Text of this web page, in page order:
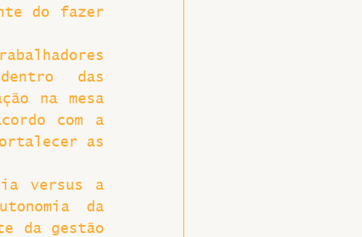
do fazer
das
na mesa
com a
as
versus a
da
da gestão